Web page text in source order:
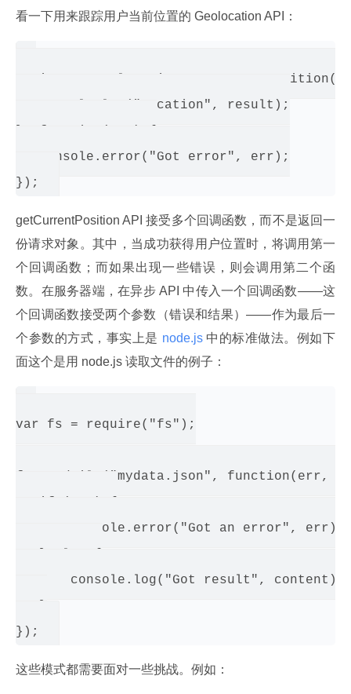
看一下用来跟踪用户当前位置的 Geolocation API：
   console.log("Location", result);
   console.error("Got error", err);
getCurrentPosition API 接受多个回调函数，而不是返回一
份请求对象。其中，当成功获得用户位置时，将调用第一
个回调函数；而如果出现一些错误，则会调用第二个函
数。在服务器端，在异步 API 中传入一个回调函数——这
个回调函数接受两个参数（错误和结果）——作为最后一
个参数的方式，事实上是 node.js 中的标准做法。例如下
面这个是用 node.js 读取文件的例子：
var fs = require("fs");
fs.readFile("mydata.json", function(err,
       console.error("Got an error", err);
       console.log("Got result", content);
这些模式都需要面对一些挑战。例如：